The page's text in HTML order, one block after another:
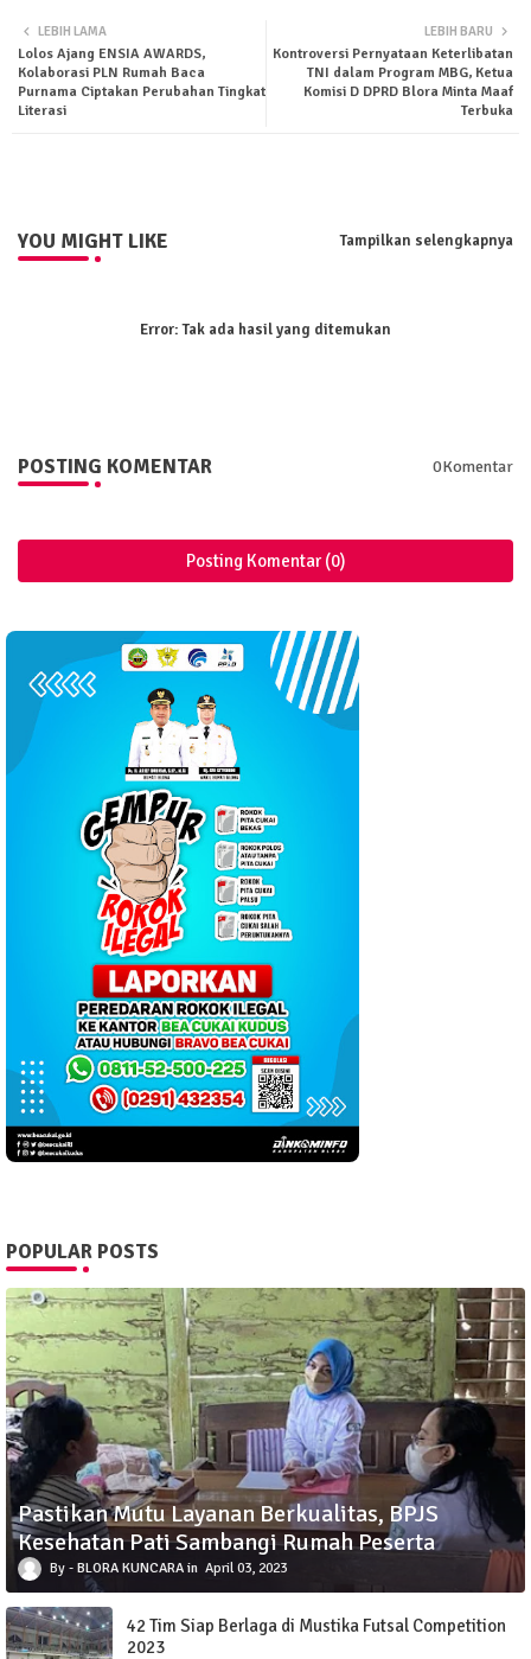
tsa
LEBIH BARU
Kontroversi Pernyataan Keterlibatan
TNI dalam Program MBG, Ketua
Komisi D DPRD Blora Minta Maaf
Terbuka
LEBIH LAMA
Lolos Ajang ENSIA AWARDS,
Kolaborasi PLN Rumah Baca
Purnama Ciptakan Perubahan Tingkat
Literasi
YOU MIGHT LIKE Tampilkan selengkapnya
Error:Tak ada hasil yang ditemukan
POSTING KOMENTAR 0Komentar
Posting Komentar (0)
POPULAR POSTS
Pastikan Mutu Layanan Berkualitas, BPJS
Kesehatan Pati Sambangi Rumah Peserta
BLORA KUNCARA April 03, 2023
42 Tim Siap Berlaga di Mustika Futsal Competition
2023